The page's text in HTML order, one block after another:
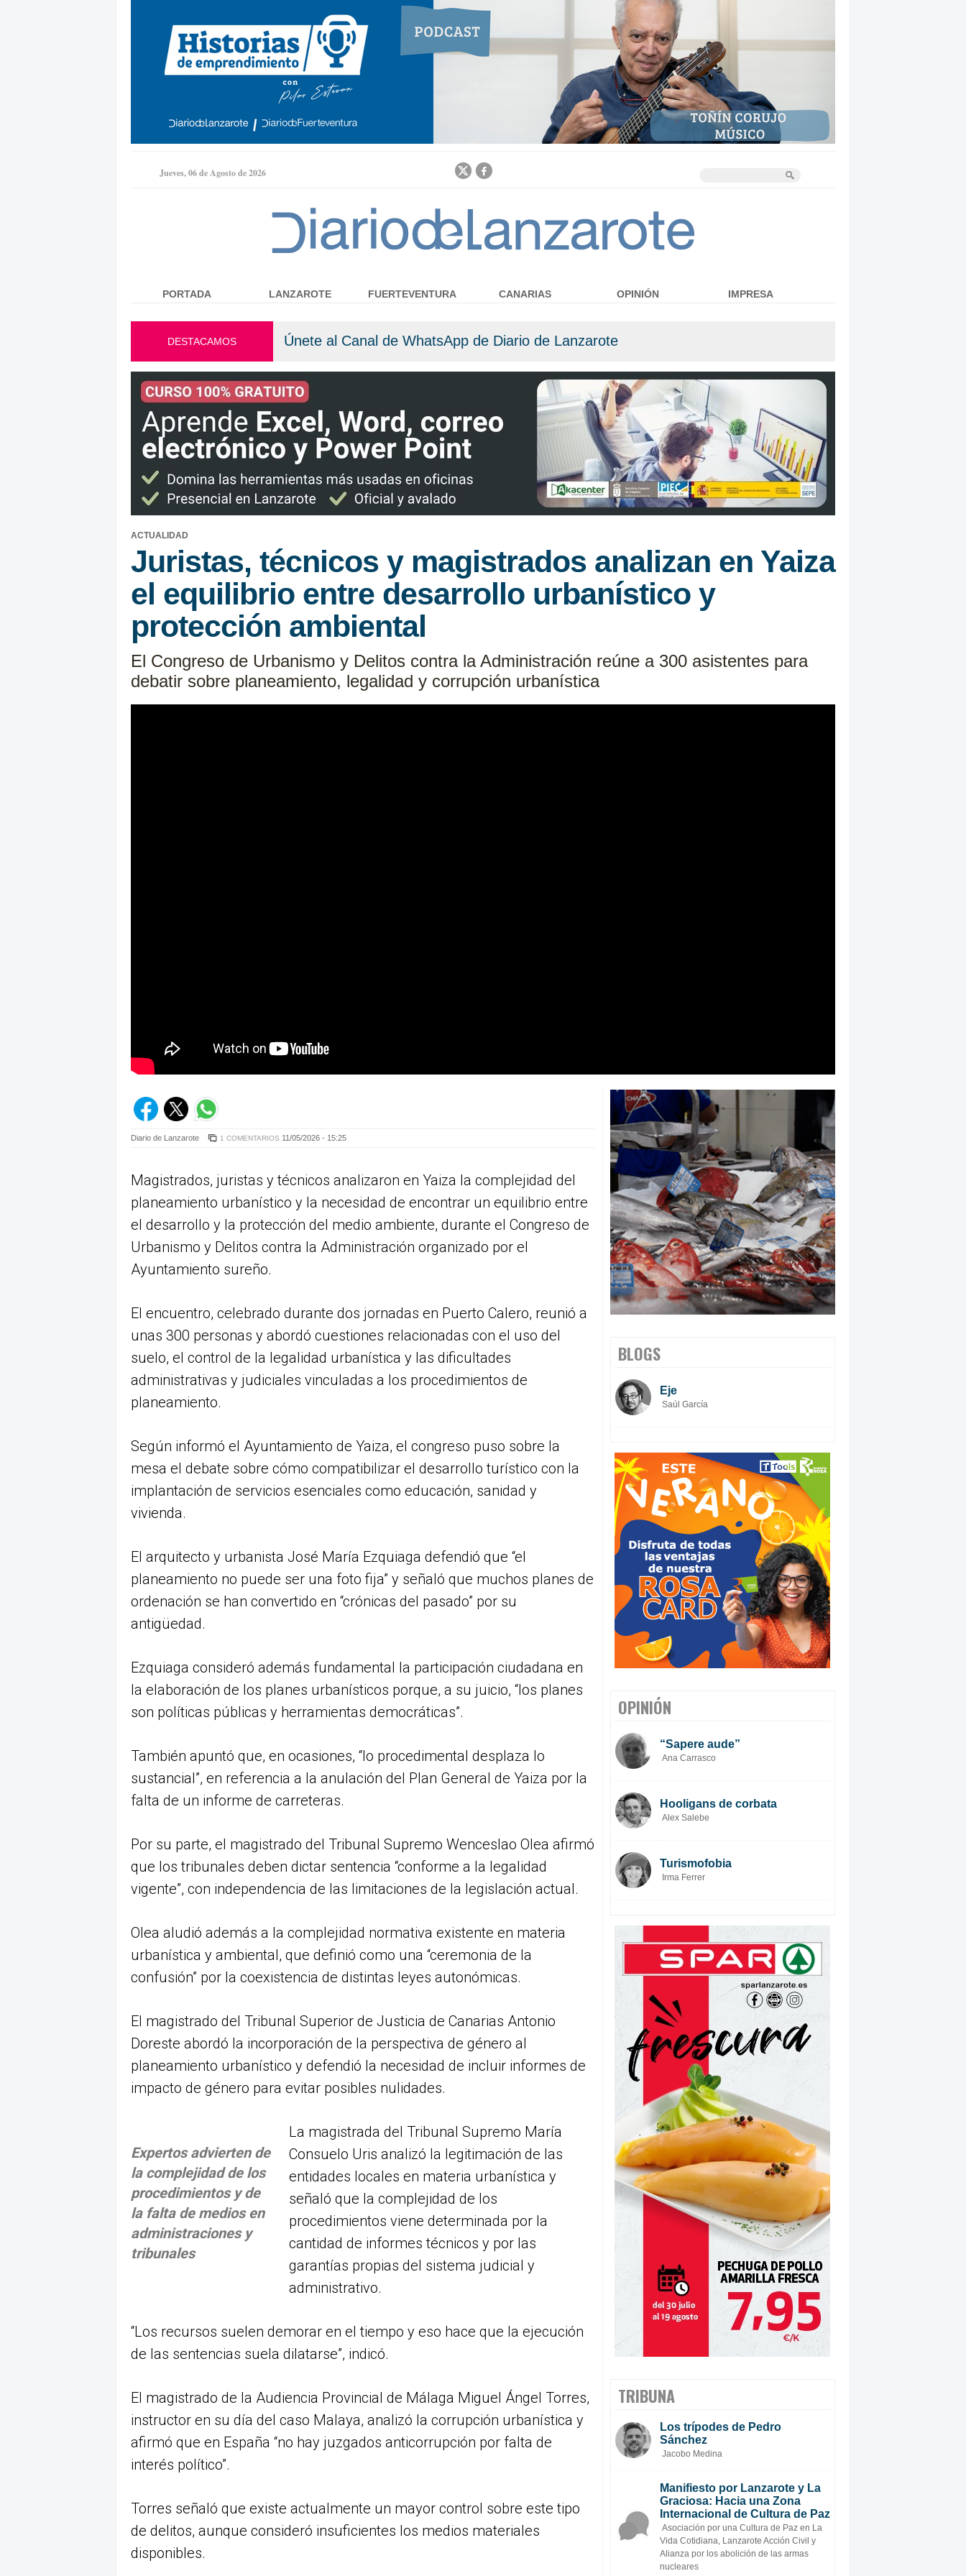
Jump to navigation
Jueves, 06 de Agosto de 2026
DESTACAMOS Únete al Canal de WhatsApp de Diario de Lanzarote
ACTUALIDAD
Juristas, técnicos y magistrados analizan en Yaiza
el equilibrio entre desarrollo urbanístico y
protección ambiental
El Congreso de Urbanismo y Delitos contra la Administración reúne a 300 asistentes para
debatir sobre planeamiento, legalidad y corrupción urbanística
Diario de Lanzarote 1 COMENTARIOS 11/05/2026 - 15:25
Magistrados, juristas y técnicos analizaron en Yaiza la complejidad del
planeamiento urbanístico y la necesidad de encontrar un equilibrio entre
el desarrollo y la protección del medio ambiente, durante el Congreso de
Urbanismo y Delitos contra la Administración organizado por el
Ayuntamiento sureño.
El encuentro, celebrado durante dos jornadas en Puerto Calero, reunió a
unas 300 personas y abordó cuestiones relacionadas con el uso del
suelo, el control de la legalidad urbanística y las dificultades
administrativas y judiciales vinculadas a los procedimientos de
planeamiento.
Según informó el Ayuntamiento de Yaiza, el congreso puso sobre la
mesa el debate sobre cómo compatibilizar el desarrollo turístico con la
implantación de servicios esenciales como educación, sanidad y
vivienda.
El arquitecto y urbanista José María Ezquiaga defendió que “el
planeamiento no puede ser una foto fija” y señaló que muchos planes de
ordenación se han convertido en “crónicas del pasado” por su
antigüedad.
Ezquiaga consideró además fundamental la participación ciudadana en
la elaboración de los planes urbanísticos porque, a su juicio, “los planes
son políticas públicas y herramientas democráticas”.
También apuntó que, en ocasiones, “lo procedimental desplaza lo
sustancial”, en referencia a la anulación del Plan General de Yaiza por la
falta de un informe de carreteras.
Por su parte, el magistrado del Tribunal Supremo Wenceslao Olea afirmó
que los tribunales deben dictar sentencia “conforme a la legalidad
vigente”, con independencia de las limitaciones de la legislación actual.
Olea aludió además a la complejidad normativa existente en materia
urbanística y ambiental, que definió como una “ceremonia de la
confusión” por la coexistencia de distintas leyes autonómicas.
El magistrado del Tribunal Superior de Justicia de Canarias Antonio
Doreste abordó la incorporación de la perspectiva de género al
planeamiento urbanístico y defendió la necesidad de incluir informes de
impacto de género para evitar posibles nulidades.
Expertos advierten de
la complejidad de los
procedimientos y de
la falta de medios en
administraciones y
tribunales
La magistrada del Tribunal Supremo María
Consuelo Uris analizó la legitimación de las
entidades locales en materia urbanística y
señaló que la complejidad de los
procedimientos viene determinada por la
cantidad de informes técnicos y por las
garantías propias del sistema judicial y
administrativo.
“Los recursos suelen demorar en el tiempo y eso hace que la ejecución
de las sentencias suela dilatarse”, indicó.
El magistrado de la Audiencia Provincial de Málaga Miguel Ángel Torres,
instructor en su día del caso Malaya, analizó la corrupción urbanística y
afirmó que en España “no hay juzgados anticorrupción por falta de
interés político”.
Torres señaló que existe actualmente un mayor control sobre este tipo
de delitos, aunque consideró insuficientes los medios materiales
disponibles.
PORTADA LANZAROTE FUERTEVENTURA CANARIAS OPINIÓN IMPRESA
BLOGS
Eje
Saúl García
OPINIÓN
“Sapere aude”
Ana Carrasco
Hooligans de corbata
Alex Salebe
Turismofobia
Irma Ferrer
TRIBUNA
Los trípodes de Pedro
Sánchez
Jacobo Medina
Manifiesto por Lanzarote y La
Graciosa: Hacia una Zona
Internacional de Cultura de Paz
Asociación por una Cultura de Paz en La
Vida Cotidiana, Lanzarote Acción Civil y
Alianza por los abolición de las armas
nucleares